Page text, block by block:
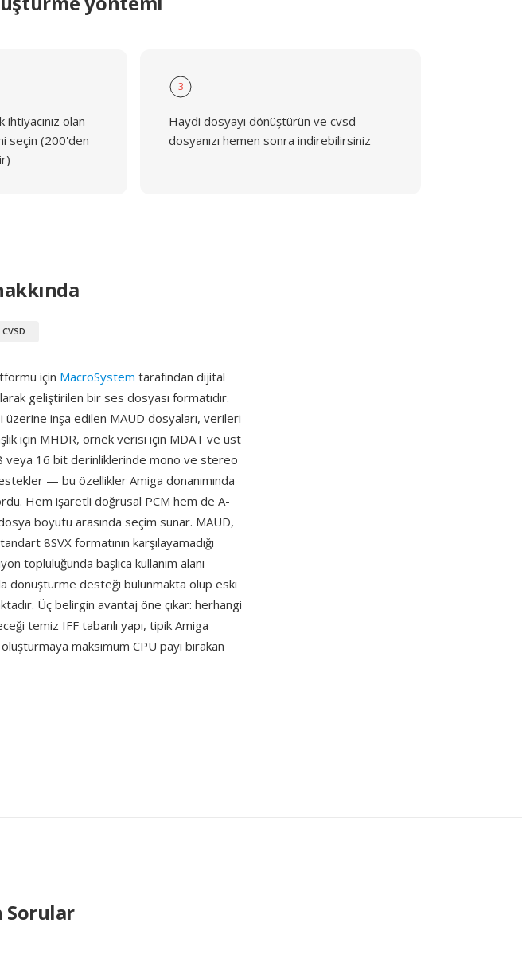
olan
seçin (200'den
3
Haydi dosyayı dönüştürün ve cvsd
dosyanızı hemen sonra indirebilirsiniz
CVSD
için MacroSystem tarafından dijital
geliştirilen bir ses dosyası formatıdır.
üzerine inşa edilen MAUD dosyaları, verileri
için MHDR, örnek verisi için MDAT ve üst
8 veya 16 bit derinliklerinde mono ve stereo
— bu özellikler Amiga donanımında
Hem işaretli doğrusal PCM hem de A-
boyutu arasında seçim sunar. MAUD,
8SVX formatının karşılayamadığı
topluluğunda başlıca kullanım alanı
dönüştürme desteği bulunmakta olup eski
Üç belirgin avantaj öne çıkar: herhangi
temiz IFF tabanlı yapı, tipik Amiga
maksimum CPU payı bırakan
Sorular